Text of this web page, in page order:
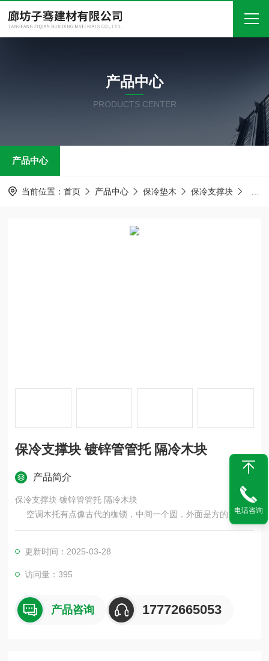
关于我们
产品中心
在线留言
产品中心
PRODUCTS CENTER
产品中心
当前位置： 首页 产品中心 保冷垫木 保冷支撑块
保冷支撑块 镀锌管管托 隔冷木块
产品简介
保冷支撑块 镀锌管管托 隔冷木块
空调木托有点像古代的枷锁，中间一个圆，外面是方的，分上
下两块，然后用沥青漆浸渍，中间圆大小与管道匹配，圆边到方
用是隔热及支撑。
更新时间：2025-03-28
访问量：395
产品咨询 17772665053
电话咨询